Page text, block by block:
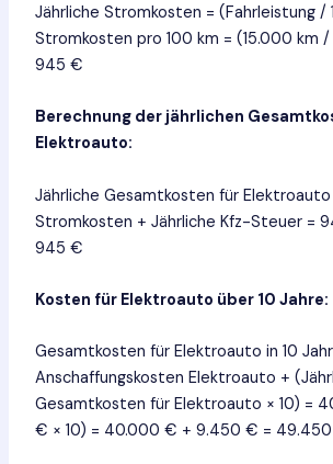
Jährliche Stromkosten = (Fahrleistung /
Stromkosten pro 100 km = (15.000 km
945 €
Berechnung der jährlichen
Elektroauto:
Jährliche Gesamtkosten für Elektroauto
Stromkosten + Jährliche Kfz-Steuer =
945 €
Kosten für Elektroauto über 10 Jahre:
Gesamtkosten für Elektroauto in 10
Anschaffungskosten Elektroauto +
Gesamtkosten für Elektroauto × 10) =
€ × 10) = 40.000 € + 9.450 € =